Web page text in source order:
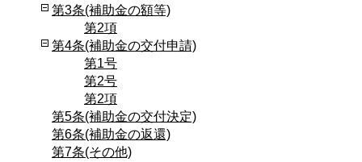
第3条(補助金の額等)
第2項
第4条(補助金の交付申請)
第1号
第2号
第2項
第5条(補助金の交付決定)
第6条(補助金の返還)
第7条(その他)